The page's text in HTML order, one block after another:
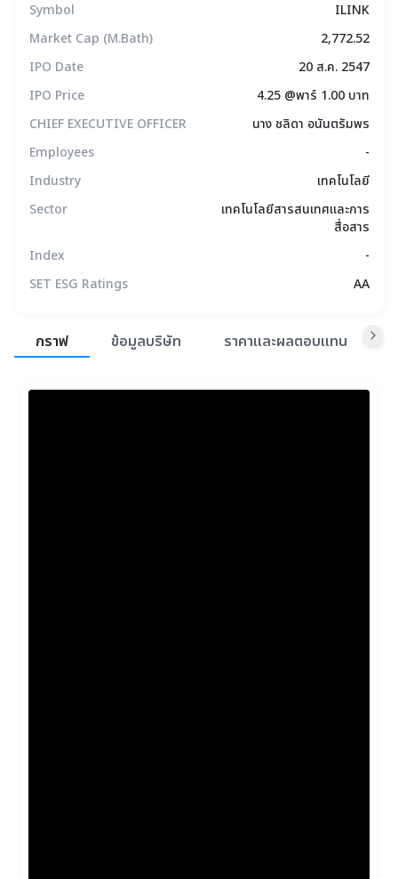
Symbol
ILINK
Market Cap (M.Bath)
2,772.52
IPO Date
20 ส.ค. 2547
IPO Price
4.25 @พาร์ 1.00 บาท
CHIEF EXECUTIVE OFFICER
นาง ชลิดา อนันตรัมพร
Employees
-
Industry
เทคโนโลยี
Sector
เทคโนโลยีสารสนเทศและการ
สื่อสาร
Index
-
SET ESG Ratings
AA
กราฟ
ข้อมูลบริษัท ราคาและผลตอบแทน